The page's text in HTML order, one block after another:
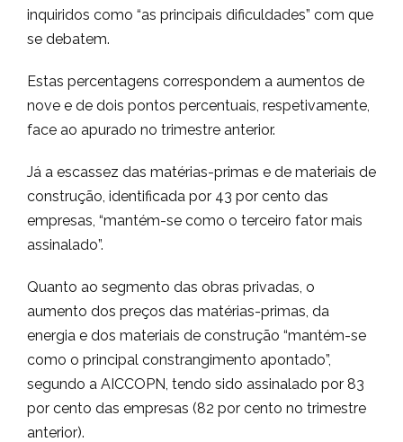
inquiridos como “as principais dificuldades” com que
se debatem.
Estas percentagens correspondem a aumentos de
nove e de dois pontos percentuais, respetivamente,
face ao apurado no trimestre anterior.
Já a escassez das matérias-primas e de materiais de
construção, identificada por 43 por cento das
empresas, “mantém-se como o terceiro fator mais
assinalado”.
Quanto ao segmento das obras privadas, o
aumento dos preços das matérias-primas, da
energia e dos materiais de construção “mantém-se
como o principal constrangimento apontado”,
segundo a AICCOPN, tendo sido assinalado por 83
por cento das empresas (82 por cento no trimestre
anterior).